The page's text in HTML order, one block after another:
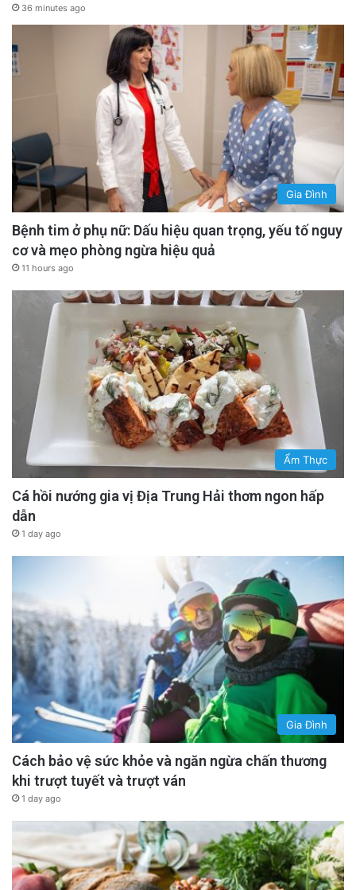
36 minutes ago
Gia Đình
Bệnh tim ở phụ nữ: Dấu hiệu quan trọng, yếu tố nguy
cơ và mẹo phòng ngừa hiệu quả
11 hours ago
Ẩm Thực
Cá hồi nướng gia vị Địa Trung Hải thơm ngon hấp
dẫn
1 day ago
Gia Đình
Cách bảo vệ sức khỏe và ngăn ngừa chấn thương
khi trượt tuyết và trượt ván
1 day ago